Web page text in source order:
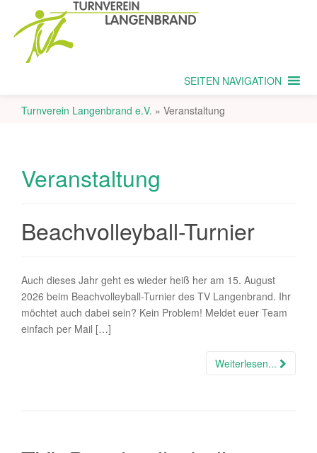
SEITEN NAVIGATION
Turnverein Langenbrand e.V. » Veranstaltung
Veranstaltung
Beachvolleyball-Turnier
Auch dieses Jahr geht es wieder heiß her am 15. August
2026 beim Beachvolleyball-Turnier des TV Langenbrand. Ihr
möchtet auch dabei sein? Kein Problem! Meldet euer Team
einfach per Mail […]
Weiterlesen...